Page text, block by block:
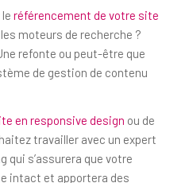
référencement de votre site
moteurs de recherche ?
refonte ou peut-être que
de gestion de contenu
en responsive design ou de
travailler avec un expert
qui s’assurera que votre
intact et apportera des